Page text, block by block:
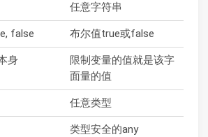
任意字符串
false 布尔值true或false
身
限制变量的值就是该字
面量的值
任意类型
类型安全的any